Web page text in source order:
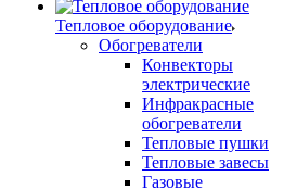
Тепловое оборудование
Обогреватели
Конвекторы
электрические
Инфракрасные
обогреватели
Тепловые пушки
Тепловые завесы
Газовые